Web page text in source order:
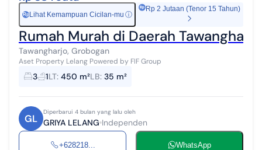
Rp Lihat Kemampuan Cicilan-mu ⓘ
Rp 2 Jutaan (Tenor 15 Tahun)
Rumah Murah di Daerah
Tawangharjo, Grobogan
Aset Property Lelang Powered by FIF Group
3 1LT: 450 m²LB: 35 m²
GL
Diperbarui 4 bulan yang lalu oleh
GRIYA LELANG Independen
+628218... WhatsApp